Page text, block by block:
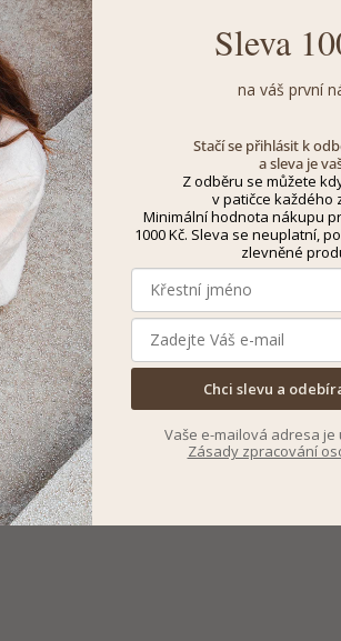
Sleva
na váš první
Stačí se přihlásit k
a sleva je
Z odběru se můžete
v patičce každého
Minimální hodnota nákupu
1000 Kč. Sleva se neuplatní,
zlevněné
Chci slevu a
Vaše e-mailová adresa je
Zásady zpracování